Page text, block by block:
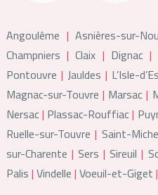
Angoulême Asnières-sur-
Champniers
Claix Dignac
Pontouvre
Jauldes L’Isle-
Magnac-sur-Touvre
Marsac
Nersac Plassac-Rouffiac
Ruelle-sur-Touvre
Saint-
sur-Charente
Sers Sireuil
Palis Vindelle Voeuil-et-Giget